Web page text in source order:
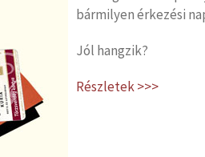
bármilyen érkezési
Jól hangzik?
Részletek >>>